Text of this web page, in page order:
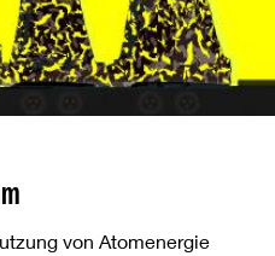
von Atomenergie